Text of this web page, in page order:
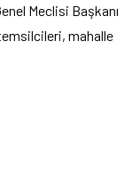
Meclisi Başkanı
mahalle